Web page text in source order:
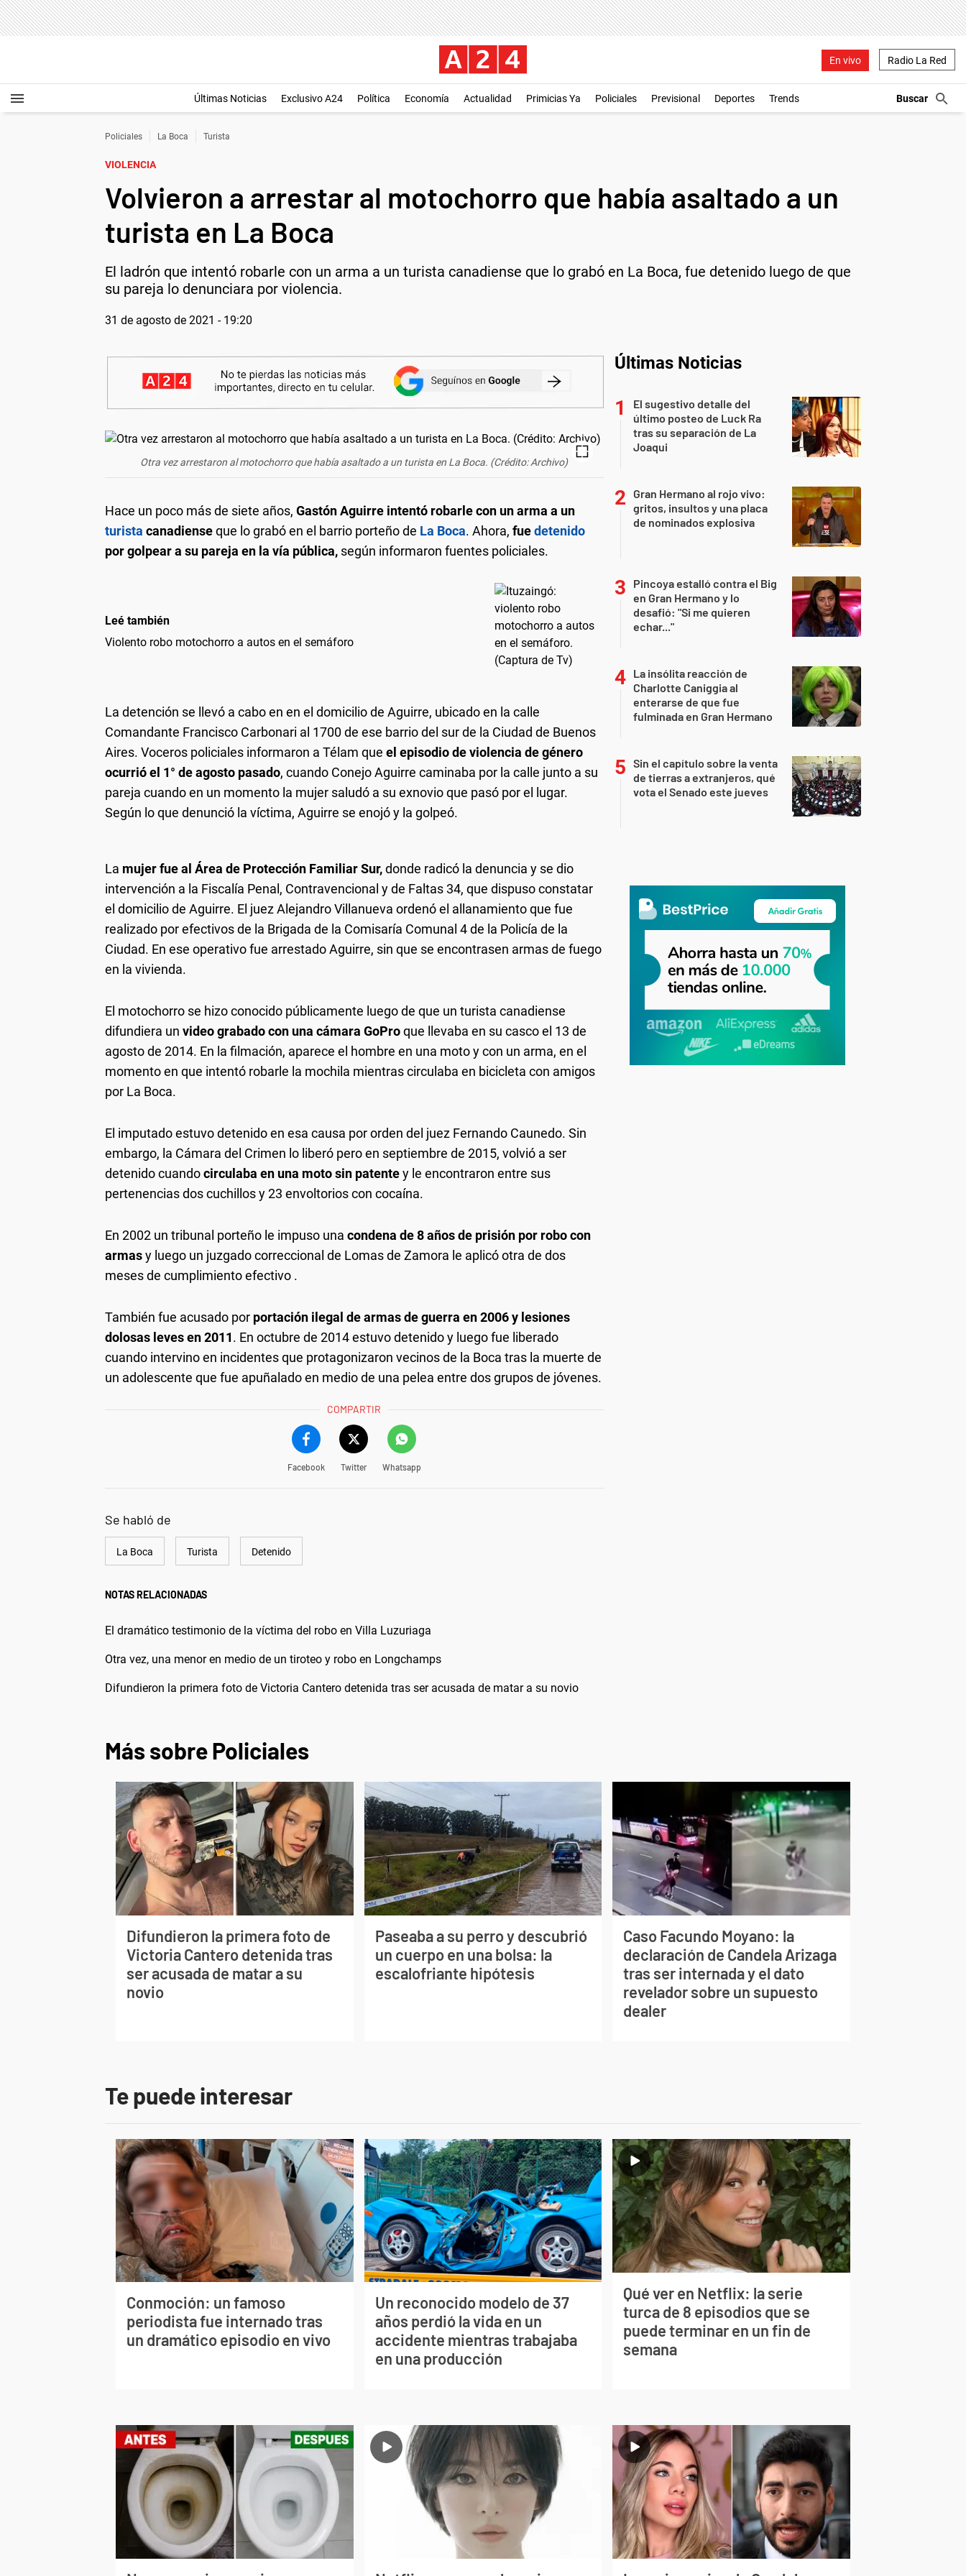
En vivo Radio La Red
Últimas Noticias Exclusivo A24 Política Economía Actualidad Primicias Ya Policiales Previsional Deportes Trends
Policiales La Boca Turista
VIOLENCIA
Volvieron a arrestar al motochorro que había asaltado a un
turista en La Boca
El ladrón que intentó robarle con un arma a un turista canadiense que lo grabó en La Boca, fue detenido luego de que
su pareja lo denunciara por violencia.
31 de agosto de 2021 - 19:20
Otra vez arrestaron al motochorro que había asaltado a un turista en La Boca. (Crédito: Archivo)
Hace un poco más de siete años, Gastón Aguirre intentó robarle con un arma a un
turista canadienseque lo grabó en el barrio porteño de La Boca. Ahora, fuedetenido
por golpear a su pareja en la vía pública, según informaron fuentes policiales.
Leé también
Violento robo motochorro a autos en el semáforo
La detención se llevó a cabo en en el domicilio de Aguirre, ubicado en la calle
Comandante Francisco Carbonari al 1700 de ese barrio del sur de la Ciudad de Buenos
Aires. Voceros policiales informaron a Télam que el episodio de violencia de género
ocurrió el 1° de agosto pasado, cuando Conejo Aguirre caminaba por la calle junto a su
pareja cuando en un momento la mujer saludó a su exnovio que pasó por el lugar.
Según lo que denunció la víctima, Aguirre se enojó y la golpeó.
La mujer fue al Área de Protección Familiar Sur,donde radicó la denuncia y se dio
intervención a la Fiscalía Penal, Contravencional y de Faltas 34, que dispuso constatar
el domicilio de Aguirre. El juez Alejandro Villanueva ordenó el allanamiento que fue
realizado por efectivos de la Brigada de la Comisaría Comunal 4 de la Policía de la
Ciudad. En ese operativo fue arrestado Aguirre, sin que se encontrasen armas de fuego
en la vivienda.
El motochorro se hizo conocido públicamente luego de que un turista canadiense
difundiera un video grabado con una cámara GoProque llevaba en su casco el 13 de
agosto de 2014. En la filmación, aparece el hombre en una moto y con un arma, en el
momento en que intentó robarle la mochila mientras circulaba en bicicleta con amigos
por La Boca.
El imputado estuvo detenido en esa causa por orden del juez Fernando Caunedo. Sin
embargo, la Cámara del Crimen lo liberó pero en septiembre de 2015, volvió a ser
detenido cuandocirculaba en una moto sin patentey le encontraron entre sus
pertenencias dos cuchillos y 23 envoltorios con cocaína.
En 2002 un tribunal porteño le impuso una condena de 8 años de prisión por robo con
armasy luego un juzgado correccional de Lomas de Zamora le aplicó otra de dos
meses de cumplimiento efectivo .
También fue acusado por portación ilegal de armas de guerra en 2006 y lesiones
dolosas leves en 2011. En octubre de 2014 estuvo detenido y luego fue liberado
cuando intervino en incidentes que protagonizaron vecinos de la Boca tras la muerte de
un adolescente que fue apuñalado en medio de una pelea entre dos grupos de jóvenes.
COMPARTIR
Facebook Twitter Whatsapp
Se habló de
La Boca Turista Detenido
NOTAS RELACIONADAS
El dramático testimonio de la víctima del robo en Villa Luzuriaga
Otra vez, una menor en medio de un tiroteo y robo en Longchamps
Difundieron la primera foto de Victoria Cantero detenida tras ser acusada de matar a su novio
Últimas Noticias
El sugestivo detalle del
último posteo de Luck Ra
tras su separación de La
Joaqui
Gran Hermano al rojo vivo:
gritos, insultos y una placa
de nominados explosiva
Pincoya estalló contra el Big
en Gran Hermano y lo
desafió: "Si me quieren
echar..."
La insólita reacción de
Charlotte Caniggia al
enterarse de que fue
fulminada en Gran Hermano
Sin el capítulo sobre la venta
de tierras a extranjeros, qué
vota el Senado este jueves
Más sobre Policiales
Difundieron la primera foto de
Victoria Cantero detenida tras
ser acusada de matar a su
novio
Paseaba a su perro y descubrió
un cuerpo en una bolsa: la
escalofriante hipótesis
Caso Facundo Moyano: la
declaración de Candela Arizaga
tras ser internada y el dato
revelador sobre un supuesto
dealer
Te puede interesar
Conmoción: un famoso
periodista fue internado tras
un dramático episodio en vivo
Un reconocido modelo de 37
años perdió la vida en un
accidente mientras trabajaba
en una producción
Qué ver en Netflix: la serie
turca de 8 episodios que se
puede terminar en un fin de
semana